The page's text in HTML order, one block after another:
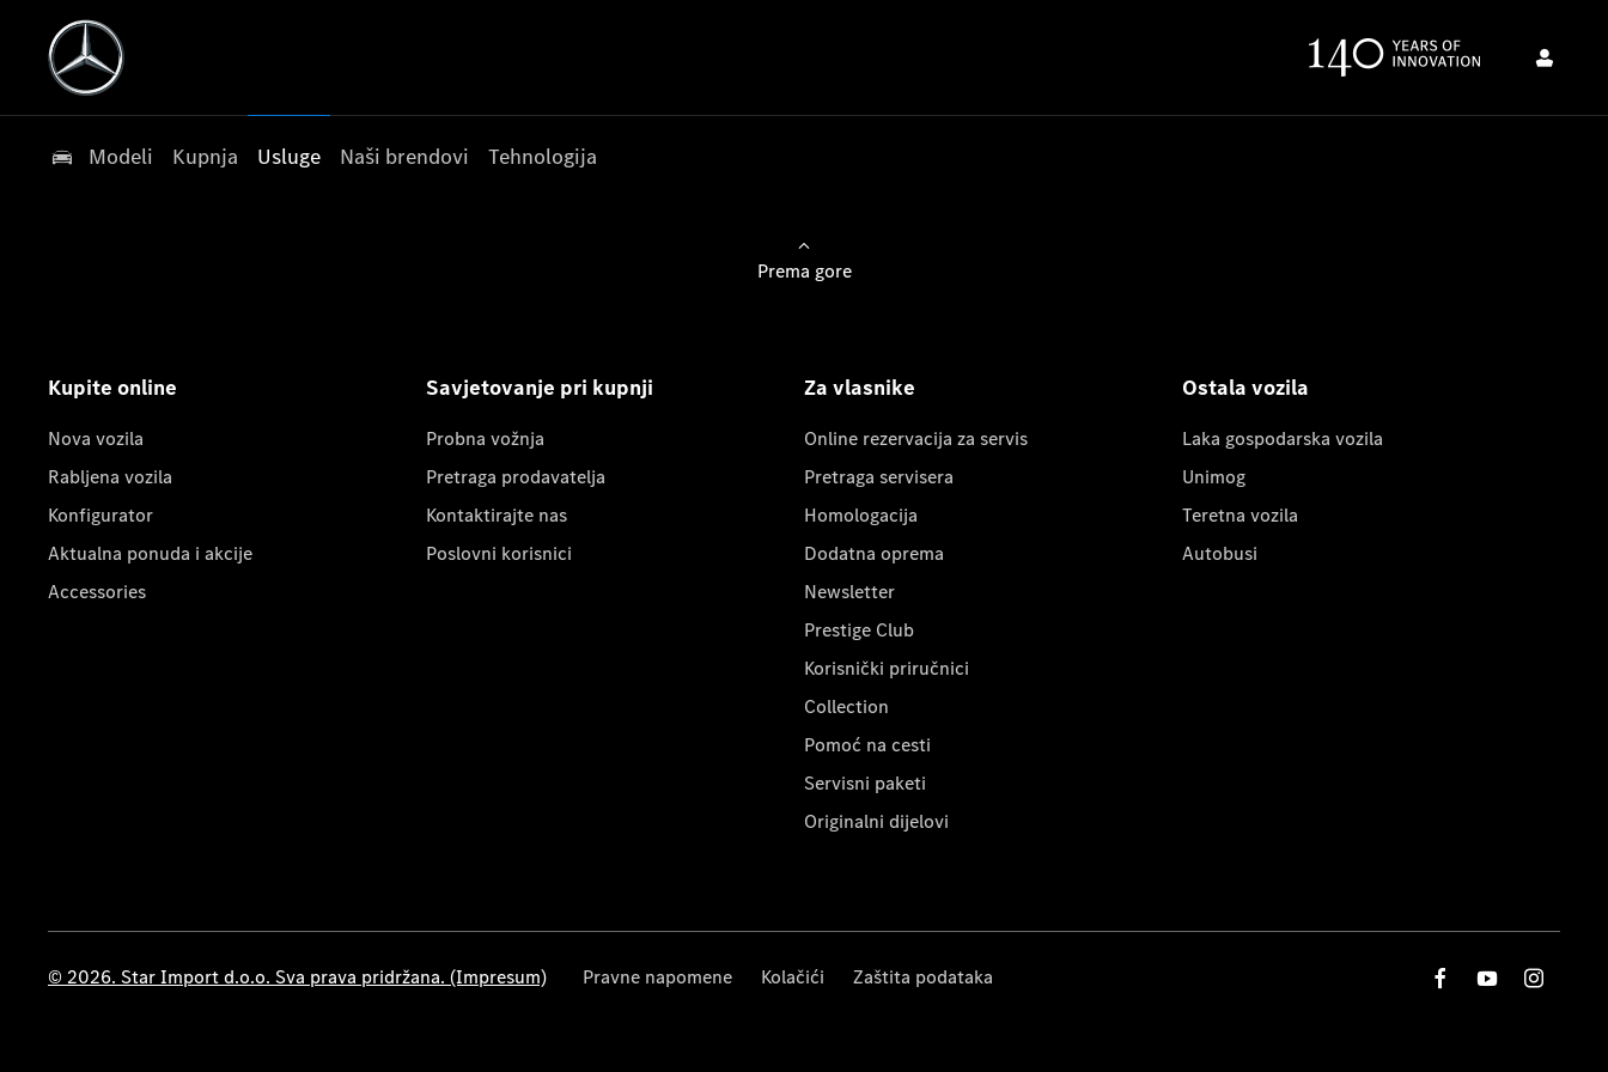
Modeli Kupnja Usluge Naši brendovi Tehnologija
Prema gore
Kupite online
Nova vozila
Rabljena vozila
Konfigurator
Aktualna ponuda i akcije
Accessories
Savjetovanje pri kupnji
Probna vožnja
Pretraga prodavatelja
Kontaktirajte nas
Poslovni korisnici
Za vlasnike
Online rezervacija za servis
Pretraga servisera
Homologacija
Dodatna oprema
Newsletter
Prestige Club
Korisnički priručnici
Collection
Pomoć na cesti
Servisni paketi
Originalni dijelovi
Ostala vozila
Laka gospodarska vozila
Unimog
Teretna vozila
Autobusi
© 2026. Star Import d.o.o. Sva prava pridržana. (Impresum) Pravne napomene Kolačići Zaštita podataka